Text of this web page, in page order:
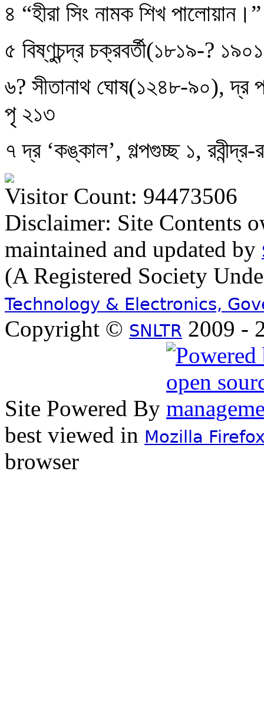
৪ “হীরা সিং নামক শিখ
৫ বিষ্ণুচন্দ্র চক্রবর্তী(১৮১৯-?
৬? সীতানাথ ঘোষ(১২৪৮-৯০), দ্র
পৃ ২১৩
৭ দ্র ‘কঙ্কাল’, গল্পগুচ্ছ ১,
Visitor Count: 94473506
Disclaimer: Site Contents
maintained and updated by
(A Registered Society
Technology & Electronics,
Copyright © SNLTR 2009 -
Site Powered By
best viewed in Mozilla
browser